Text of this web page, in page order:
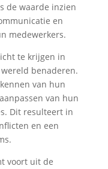
de waarde inzien
en
medewerkers.
te krijgen in
benaderen.
van hun
van hun
Dit resulteert in
en een
voort uit de